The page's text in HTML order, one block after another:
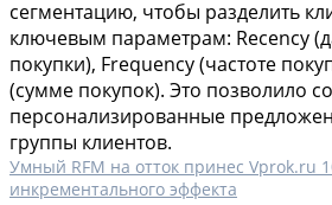
сегментацию, чтобы разделить
ключевым параметрам: Recency
покупки), Frequency (частоте
(сумме покупок). Это позволило
персонализированные
группы клиентов.
Умный RFM на отток принес Vprok.ru
инкрементального эффекта